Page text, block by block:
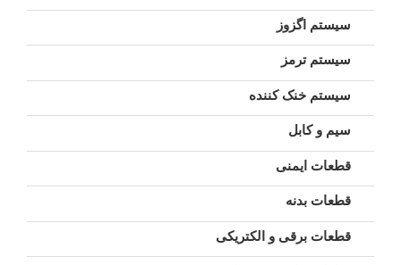
سیستم اگزوز
سیستم ترمز
سیستم خنک کننده
سیم و کابل
قطعات ایمنی
قطعات بدنه
قطعات برقی و الکتریکی